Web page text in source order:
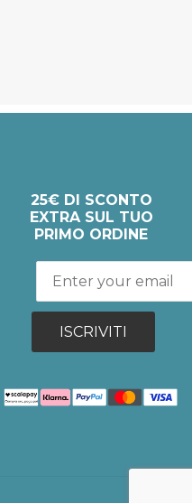
25€ DI SCONTO
EXTRA SUL TUO
PRIMO ORDINE
ISCRIVITI